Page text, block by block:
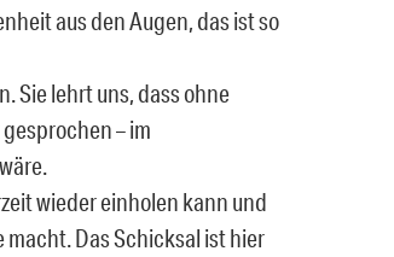
aus den Augen, das ist so
Sie lehrt uns, dass ohne
– im
wieder einholen kann und
Das Schicksal ist hier